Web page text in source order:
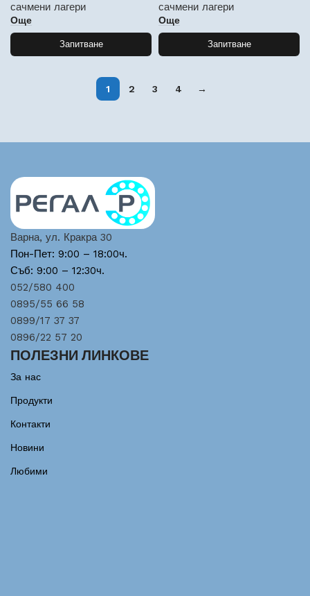
сачмени лагери
Още
Запитване
сачмени лагери
Още
Запитване
1 2 3 4 →
Варна, ул. Кракра 30
Пон-Пет: 9:00 – 18:00ч.
Съб: 9:00 – 12:30ч.
052/580 400
0895/55 66 58
0899/17 37 37
0896/22 57 20
ПОЛЕЗНИ ЛИНКОВЕ
За нас
Продукти
Контакти
Новини
Любими